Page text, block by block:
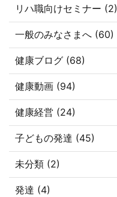
リハ職向けセミナー (2)
一般のみなさまへ (60)
健康ブログ (68)
健康動画 (94)
健康経営 (24)
子どもの発達 (45)
未分類 (2)
発達 (4)